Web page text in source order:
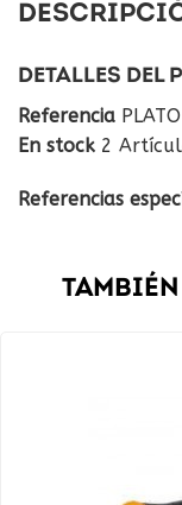
DETALLES DEL
Referencia
En stock 2
Referencias